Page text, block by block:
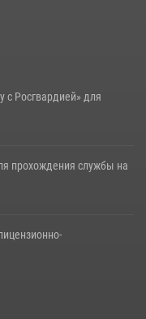
с Росгвардией» для
прохождения службы на